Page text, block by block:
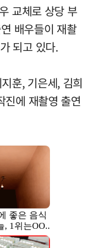
교체로 상당 부
배우들이 재촬
되고 있다.
훈, 기은세, 김희
진에 재촬영 출연